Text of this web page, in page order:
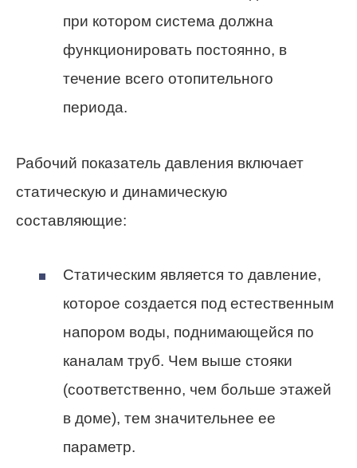
при котором система должна
функционировать постоянно, в
течение всего отопительного
периода.
Рабочий показатель давления включает
статическую и динамическую
составляющие:
Статическим является то давление,
которое создается под естественным
напором воды, поднимающейся по
каналам труб. Чем выше стояки
(соответственно, чем больше этажей
в доме), тем значительнее ее
параметр.